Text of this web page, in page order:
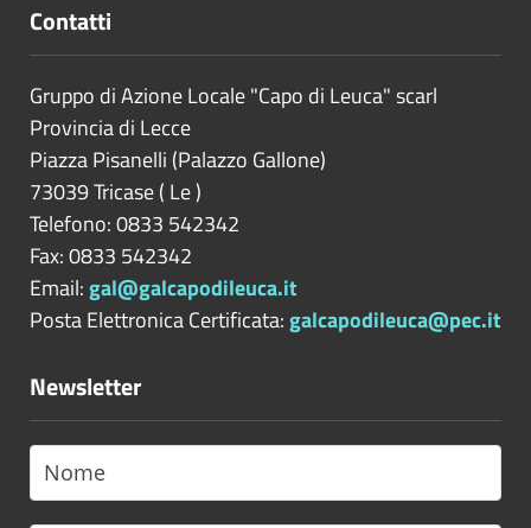
Contatti
Gruppo di Azione Locale "Capo di Leuca" scarl
Provincia di Lecce
Piazza Pisanelli (Palazzo Gallone)
73039Tricase( Le)
Telefono: 0833 542342
Fax: 0833 542342
Email:gal@galcapodileuca.it
Posta Elettronica Certificata:galcapodileuca@pec.it
Newsletter